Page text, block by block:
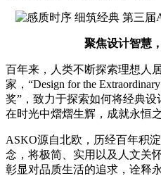
聚焦设计智慧
百年来，人类不断探索理想人
家，“Design for the
奖”，致力于探索如何将经典
在时光中熠熠生辉，成就永恒之
ASKO源自北欧，历经百年积
念，将极简、实用以及人文关
彰显对品质生活的追求，诠释